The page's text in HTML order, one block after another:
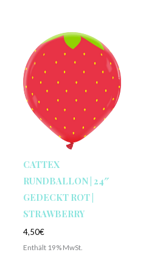
CATTEX
RUNDBALLON | 24″
GEDECKT ROT |
STRAWBERRY
4,50€
Enthält 19% MwSt.